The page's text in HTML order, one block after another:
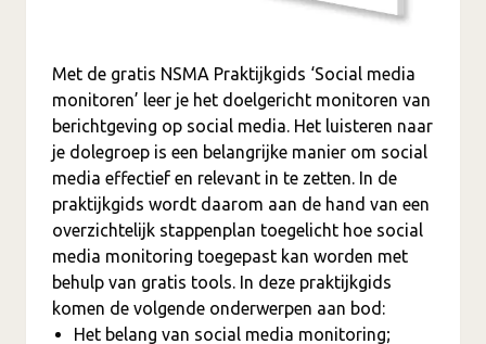
Met de gratis NSMA Praktijkgids ‘Social media
monitoren’ leer je het doelgericht monitoren van
berichtgeving op social media. Het luisteren naar
je dolegroep is een belangrijke manier om social
media effectief en relevant in te zetten. In de
praktijkgids wordt daarom aan de hand van een
overzichtelijk stappenplan toegelicht hoe social
media monitoring toegepast kan worden met
behulp van gratis tools. In deze praktijkgids
komen de volgende onderwerpen aan bod:
Het belang van social media monitoring;